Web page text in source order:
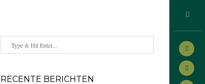
RECENTE BERICHTEN